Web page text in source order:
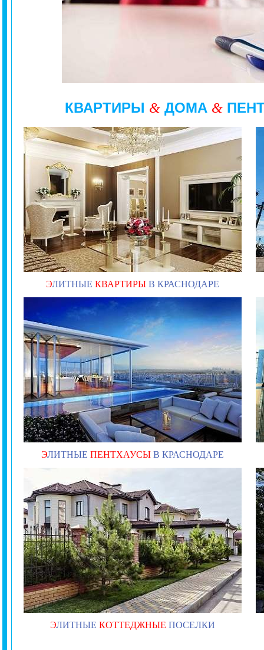
КВАРТИРЫ & ДОМА &
ЭЛИТНЫЕ КВАРТИРЫ В КРАСНОДАРЕ
ЭЛИТНЫЕ ПЕНТХАУСЫ В КРАСНОДАРЕ
ЭЛИТНЫЕ КОТТЕДЖНЫЕ ПОСЕЛКИ